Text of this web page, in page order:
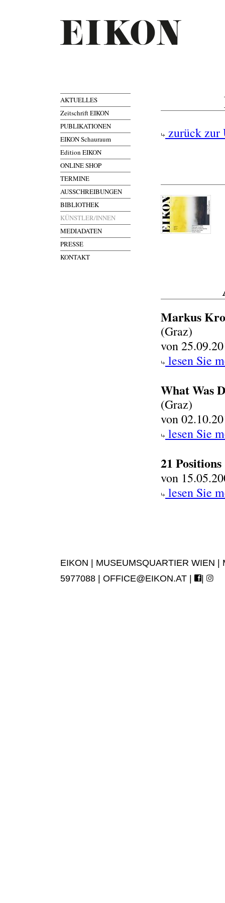
AKTUELLES
Zeitschrift EIKON
PUBLIKATIONEN
EIKON Schauraum
Edition EIKON
ONLINE SHOP
TERMINE
AUSSCHREIBUNGEN
BIBLIOTHEK
KÜNSTLER/INNEN
MEDIADATEN
PRESSE
KONTAKT
zurück zur
Markus
(Graz)
von
lesen Sie
What Was
(Graz)
von
lesen Sie
21 Positions
von
lesen Sie
EIKON | MUSEUMSQUARTIER WIEN
5977088 | OFFICE@EIKON.AT | |